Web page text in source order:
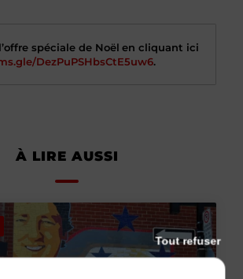
spéciale de Noël en cliquant ici
DezPuPSHbsCtE5uw6.
À LIRE AUSSI
Tout refuser